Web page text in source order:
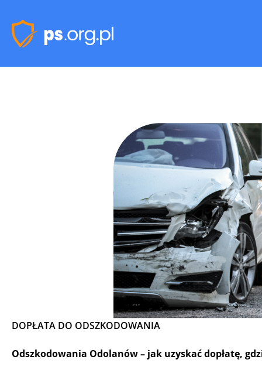
DOPŁATA DO ODSZKODOWANIA
Odszkodowania Odolanów – jak uzyskać dopłatę,